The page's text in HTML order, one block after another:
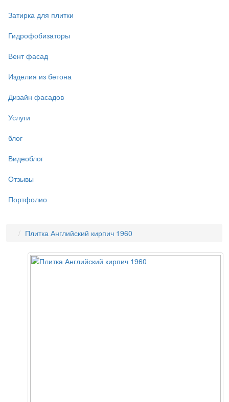
Затирка для плитки
Гидрофобизаторы
Вент фасад
Изделия из бетона
Дизайн фасадов
Услуги
блог
Видеоблог
Отзывы
Портфолио
Плитка Английский кирпич 1960